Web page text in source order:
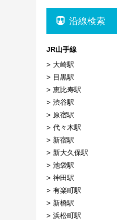
沿線検索
JR山手線
大崎駅
目黒駅
恵比寿駅
渋谷駅
原宿駅
代々木駅
新宿駅
新大久保駅
池袋駅
神田駅
有楽町駅
新橋駅
浜松町駅